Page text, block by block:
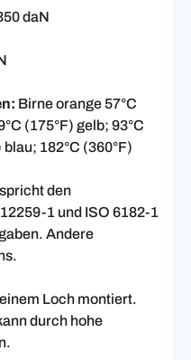
daN
Birne orange 57°C
(175°F) gelb; 93°C
182°C (360°F)
den
1 und ISO 6182-1
Andere
Loch montiert.
durch hohe